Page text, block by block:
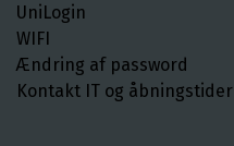
UniLogin
WIFI
Ændring af password
Kontakt IT og åbningstider